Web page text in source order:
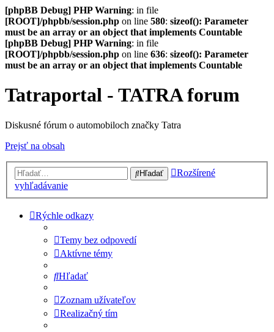
[phpBB Debug] PHP Warning: in file
[ROOT]/phpbb/session.php on line 580: sizeof(): Parameter
must be an array or an object that implements Countable
[phpBB Debug] PHP Warning: in file
[ROOT]/phpbb/session.php on line 636: sizeof(): Parameter
must be an array or an object that implements Countable
Tatraportal - TATRA forum
Diskusné fórum o automobiloch značky Tatra
Prejsť na obsah
Hľadať
Rozšírené
vyhľadávanie
Rýchle odkazy
Temy bez odpovedí
Aktívne témy
Hľadať
Zoznam užívateľov
Realizačný tím